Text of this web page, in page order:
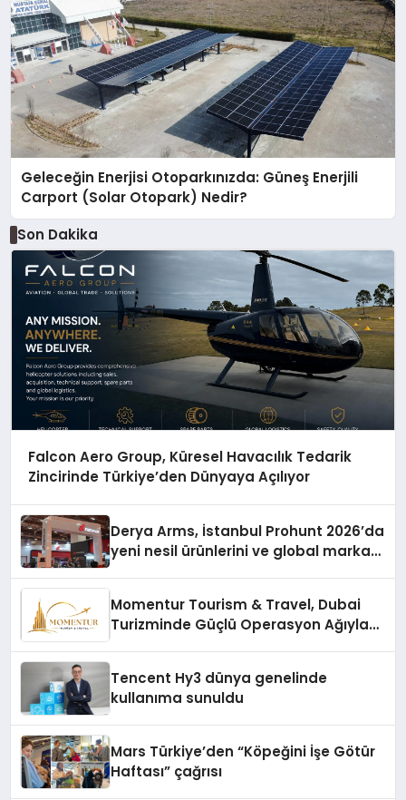
Geleceğin Enerjisi Otoparkınızda: Güneş Enerjili
Carport (Solar Otopark) Nedir?
Son Dakika
Falcon Aero Group, Küresel Havacılık Tedarik
Zincirinde Türkiye’den Dünyaya Açılıyor
Derya Arms, İstanbul Prohunt 2026’da
yeni nesil ürünlerini ve global marka
Momentur Tourism & Travel, Dubai
Turizminde Güçlü Operasyon Ağıyla
Tencent Hy3 dünya genelinde
kullanıma sunuldu
Mars Türkiye’den “Köpeğini İşe Götür
Haftası” çağrısı